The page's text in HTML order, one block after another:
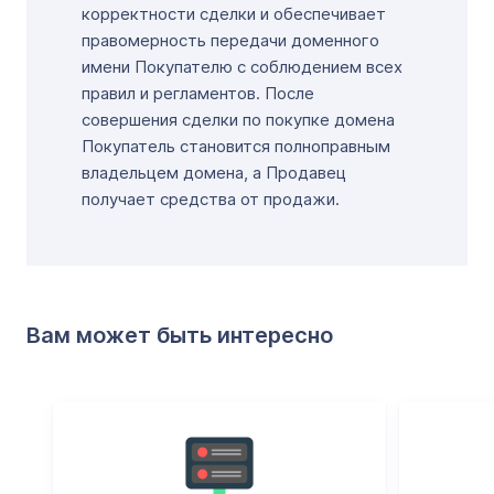
корректности сделки и обеспечивает
правомерность передачи доменного
имени Покупателю с соблюдением всех
правил и регламентов. После
совершения сделки по покупке домена
Покупатель становится полноправным
владельцем домена, а Продавец
получает средства от продажи.
Вам может быть интересно